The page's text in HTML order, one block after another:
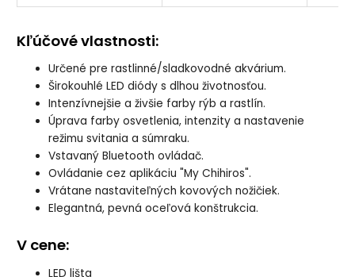
Kľúčové vlastnosti:
Určené pre rastlinné/sladkovodné akvárium.
Širokouhlé LED diódy s dlhou životnosťou.
Intenzívnejšie a živšie farby rýb a rastlín.
Úprava farby osvetlenia, intenzity a nastavenie
režimu svitania a súmraku.
Vstavaný Bluetooth ovládač.
Ovládanie cez aplikáciu "My Chihiros".
Vrátane nastaviteľných kovových nožičiek.
Elegantná, pevná oceľová konštrukcia.
V cene:
LED lišta